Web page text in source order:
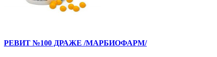
РЕВИТ №100 ДРАЖЕ /МАРБИОФАРМ/